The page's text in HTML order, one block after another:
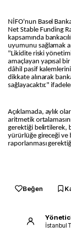
NİFO'nun Basel
Net Stable Funding
kapsamında
uyumunu sağlamak
"Likidite riski
amaçlayan yapısal
dâhil pasif
dikkate alınarak
sağlayacaktır."
Açıklamada, aylık
aritmetik
gerektiği belirtilerek,
yürürlüğe gireceği ve
raporlanması
Beğen
İstanbul